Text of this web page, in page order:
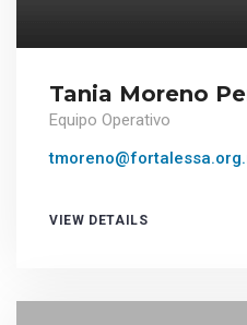
Tania Moreno
Equipo Operativo
VIEW DETAILS